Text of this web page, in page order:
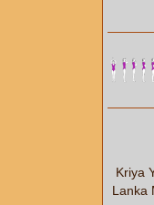
Kriya
Lanka